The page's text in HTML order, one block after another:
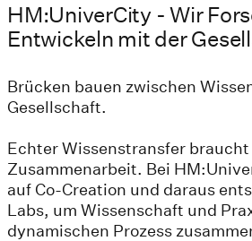
HM:UniverCity - Wir
Entwickeln mit der
Brücken bauen zwischen
Gesellschaft.
Echter Wissenstransfer braucht
Zusammenarbeit. Bei
auf Co-Creation und daraus
Labs, um Wissenschaft und
dynamischen Prozess